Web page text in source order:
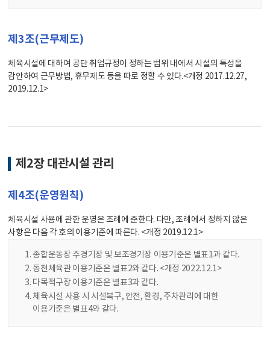
제3조(근무제도)
체육시설에 대하여 공단 취업규정이 정하는 범위 내에서 시설의 특성을
감안하여 근무방법, 휴무제도 등을 따로 정할 수 있다.<개정 2017.12.27,
2019.12.1>
제2장 대관시설 관리
제4조(운영원칙)
체육시설 사용에 관한 운영은 조례에 준한다. 다만, 조례에서 정하지 않은
사항은 다음 각 호의 이용기준에 따른다. <개정 2019.12.1>
종합운동장 주경기장 및 보조경기장 이용기준은 별표1과 같다.
동천체육관 이용기준은 별표2와 같다. <개정 2022.12.1>
다목적구장 이용기준은 별표3과 같다.
체육시설 사용 시 시설복구, 안전, 환경, 주차관리에 대한
이용기준은 별표4와 같다.